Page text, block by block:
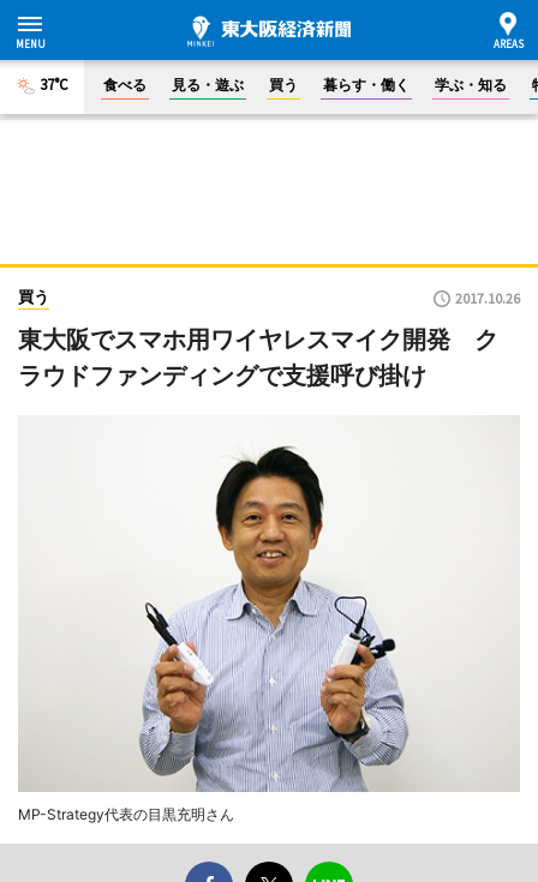
37°C 食べる 見る・遊ぶ 買う 暮らす・働く 学ぶ・知る
買う 2017.10.26
東大阪でスマホ用ワイヤレスマイク開発 ク
ラウドファンディングで支援呼び掛け
MP-Strategy代表の目黒充明さん